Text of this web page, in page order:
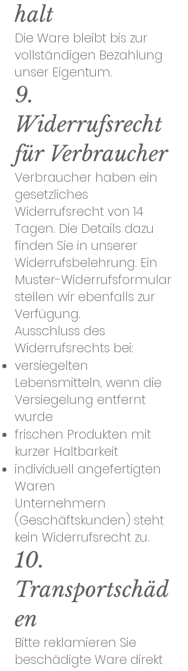
halt
Die Ware bleibt bis zur
vollständigen Bezahlung
unser Eigentum.
9.
Widerrufsrecht
für Verbraucher
Verbraucher haben ein
gesetzliches
Widerrufsrecht von 14
Tagen. Die Details dazu
finden Sie in unserer
Widerrufsbelehrung. Ein
Muster-Widerrufsformular
stellen wir ebenfalls zur
Verfügung.
Ausschluss des
Widerrufsrechts bei:
versiegelten
Lebensmitteln, wenn die
Versiegelung entfernt
wurde
frischen Produkten mit
kurzer Haltbarkeit
individuell angefertigten
Waren
Unternehmern
(Geschäftskunden) steht
kein Widerrufsrecht zu.
10.
Transportschäd
en
Bitte reklamieren Sie
beschädigte Ware direkt